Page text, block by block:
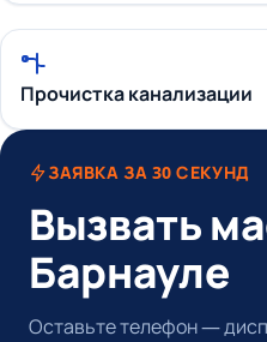
Прочистка канализации
ЗАЯВКА ЗА 30 СЕКУНД
Вызвать
Барнауле
Оставьте телефон —